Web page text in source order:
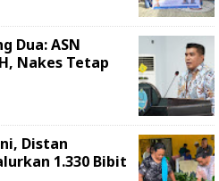
Dua: ASN
Nakes Tetap
Distan
1.330 Bibit